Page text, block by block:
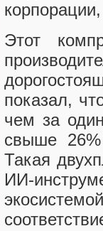
Этот
показал,
чем за
свыше
Такая
ИИ-